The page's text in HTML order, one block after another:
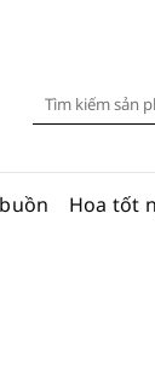
Tìm
Hoa tốt